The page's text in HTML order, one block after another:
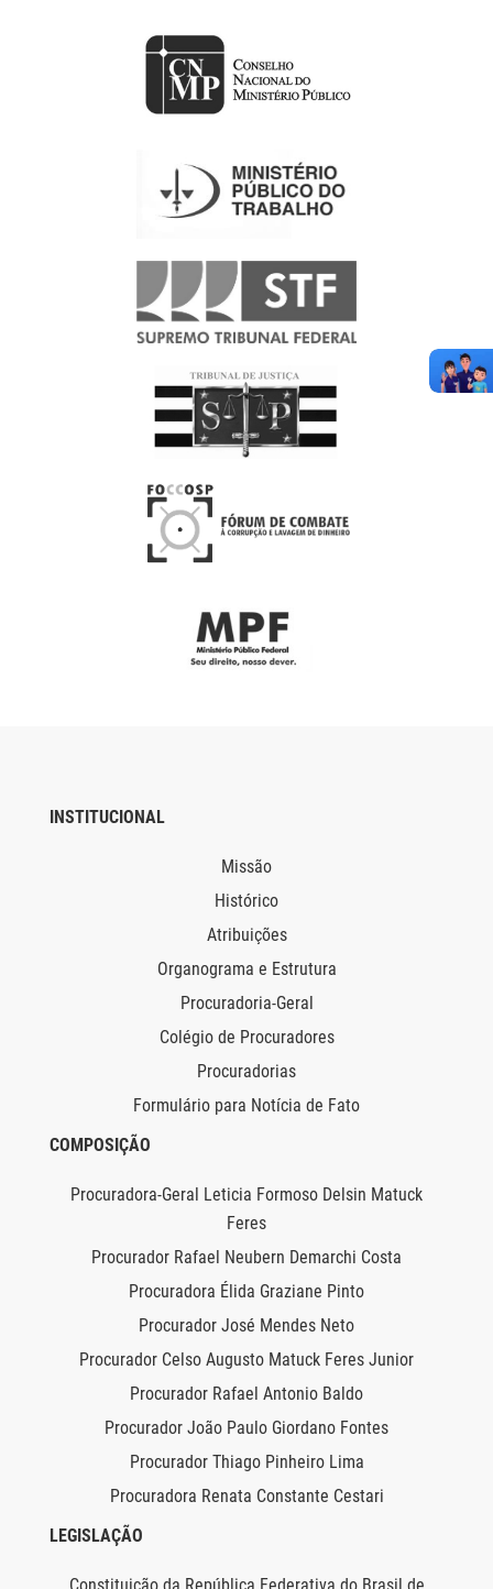
INSTITUCIONAL
Missão
Histórico
Atribuições
Organograma e Estrutura
Procuradoria-Geral
Colégio de Procuradores
Procuradorias
Formulário para Notícia de Fato
COMPOSIÇÃO
Procuradora-Geral Leticia Formoso Delsin Matuck
Feres
Procurador Rafael Neubern Demarchi Costa
Procuradora Élida Graziane Pinto
Procurador José Mendes Neto
Procurador Celso Augusto Matuck Feres Junior
Procurador Rafael Antonio Baldo
Procurador João Paulo Giordano Fontes
Procurador Thiago Pinheiro Lima
Procuradora Renata Constante Cestari
LEGISLAÇÃO